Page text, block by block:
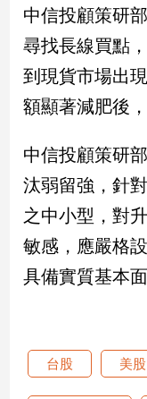
寵
物
Pet
影
專
區
合
作
媒
投
中信投顧策研
尋找長線買點
到現貨市場出
額顯著減肥後
中信投顧策研
汰弱留強，針
之中小型，對
敏感，應嚴格
具備實質基本
台股 美股